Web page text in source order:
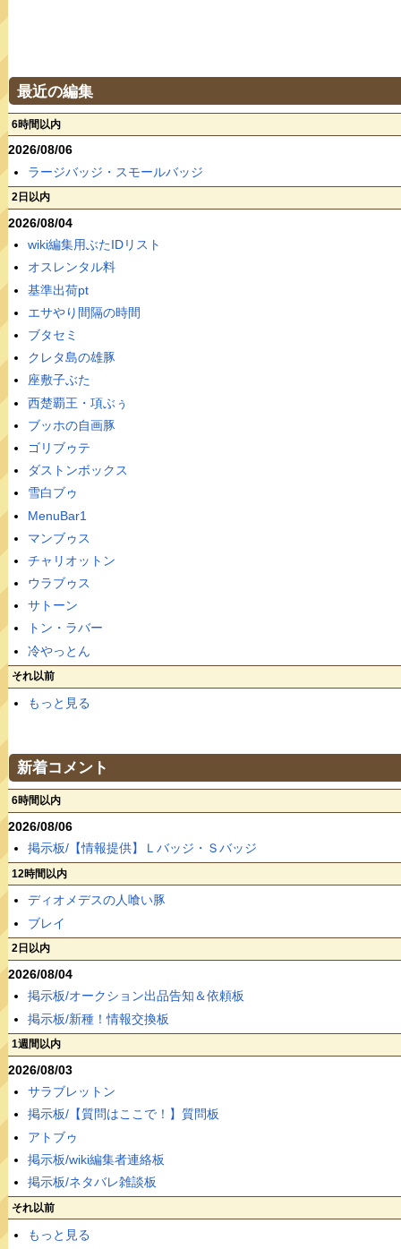
最近の編集
6時間以内
2026/08/06
ラージバッジ・スモールバッジ
2日以内
2026/08/04
wiki編集用ぶたIDリスト
オスレンタル料
基準出荷pt
エサやり間隔の時間
ブタセミ
クレタ島の雄豚
座敷子ぶた
西楚覇王・項ぶぅ
ブッホの自画豚
ゴリブゥテ
ダストンボックス
雪白ブゥ
MenuBar1
マンブゥス
チャリオットン
ウラブゥス
サトーン
トン・ラバー
冷やっとん
それ以前
もっと見る
新着コメント
6時間以内
2026/08/06
掲示板/【情報提供】Ｌバッジ・Ｓバッジ
12時間以内
ディオメデスの人喰い豚
ブレイ
2日以内
2026/08/04
掲示板/オークション出品告知＆依頼板
掲示板/新種！情報交換板
1週間以内
2026/08/03
サラブレットン
掲示板/【質問はここで！】質問板
アトブゥ
掲示板/wiki編集者連絡板
掲示板/ネタバレ雑談板
それ以前
もっと見る